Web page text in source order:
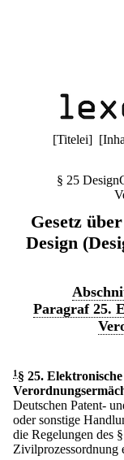
[Titelei] [
§ 25
Gesetz
Design
Paragraf 25.
1 § 25.
Deutschen Patent-
oder sonstige
die Regelungen des
Zivilprozessordnung